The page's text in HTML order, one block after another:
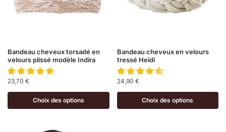
Bandeau cheveux torsadé en
velours plissé modèle Indira
23,70 €
Choix des options
Bandeau cheveux en velours
tressé Heidi
24,90 €
Choix des options